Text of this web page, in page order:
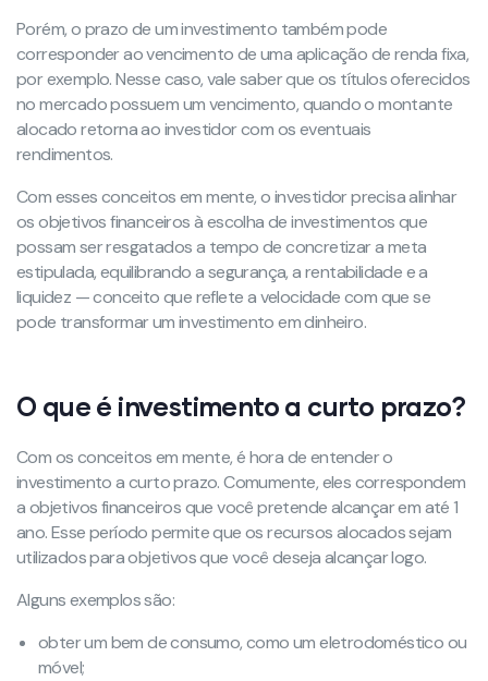
Porém, o prazo de um investimento também pode
corresponder ao vencimento de uma aplicação de renda fixa,
por exemplo. Nesse caso, vale saber que os títulos oferecidos
no mercado possuem um vencimento, quando o montante
alocado retorna ao investidor com os eventuais
rendimentos.
Com esses conceitos em mente, o investidor precisa alinhar
os objetivos financeiros à escolha de investimentos que
possam ser resgatados a tempo de concretizar a meta
estipulada, equilibrando a segurança, a rentabilidade e a
liquidez — conceito que reflete a velocidade com que se
pode transformar um investimento em dinheiro.
O que é investimento a curto prazo?
Com os conceitos em mente, é hora de entender o
investimento a curto prazo. Comumente, eles correspondem
a objetivos financeiros que você pretende alcançar em até 1
ano. Esse período permite que os recursos alocados sejam
utilizados para objetivos que você deseja alcançar logo.
Alguns exemplos são:
obter um bem de consumo, como um eletrodoméstico ou
móvel;